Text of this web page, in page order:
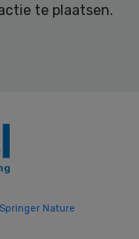
te plaatsen.
Springer Nature